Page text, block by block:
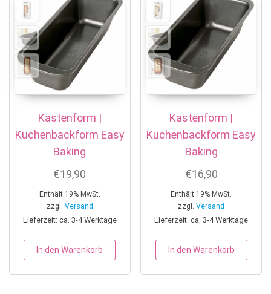
Kastenform |
Kuchenbackform Easy
Baking
€19,90
Enthält 19% MwSt.
zzgl. Versand
Lieferzeit: ca. 3-4 Werktage
In den Warenkorb
Kastenform |
Kuchenbackform Easy
Baking
€16,90
Enthält 19% MwSt.
zzgl.Versand
Lieferzeit: ca. 3-4 Werktage
In den Warenkorb